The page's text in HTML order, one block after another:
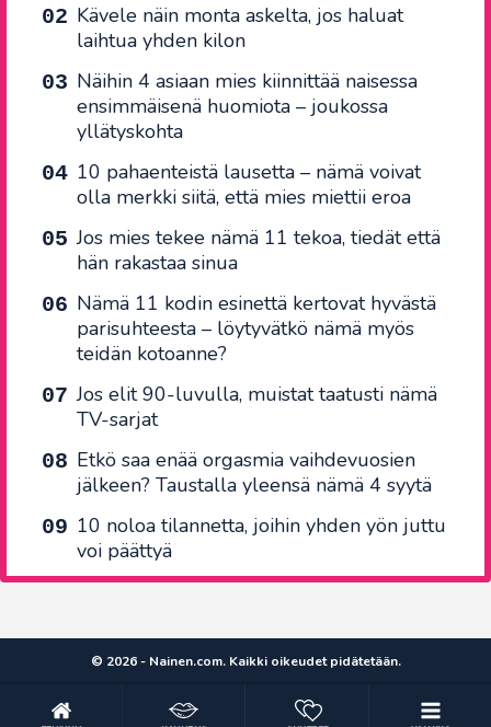
Kävele näin monta askelta, jos haluat
laihtua yhden kilon
Näihin 4 asiaan mies kiinnittää naisessa
ensimmäisenä huomiota – joukossa
yllätyskohta
10 pahaenteistä lausetta – nämä voivat
olla merkki siitä, että mies miettii eroa
Jos mies tekee nämä 11 tekoa, tiedät että
hän rakastaa sinua
Nämä 11 kodin esinettä kertovat hyvästä
parisuhteesta – löytyvätkö nämä myös
teidän kotoanne?
Jos elit 90-luvulla, muistat taatusti nämä
TV-sarjat
Etkö saa enää orgasmia vaihdevuosien
jälkeen? Taustalla yleensä nämä 4 syytä
10 noloa tilannetta, joihin yhden yön juttu
voi päättyä
© 2026 - Nainen.com. Kaikki oikeudet pidätetään.